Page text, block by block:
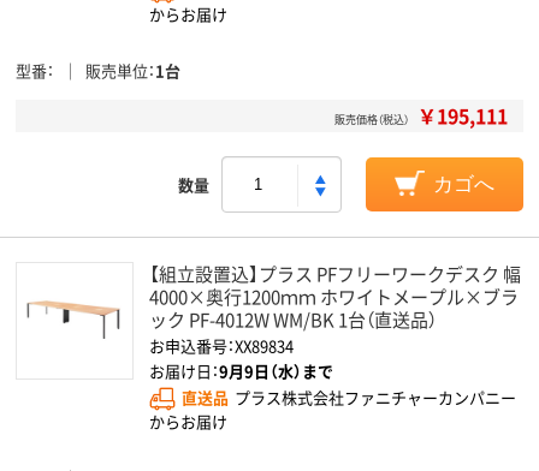
からお届け
型番 販売単位 1台
販売価格（税込） ￥195,111
数量 カゴへ
【組立設置込】プラス PFフリーワークデスク 幅
4000×奥行1200ｍｍ ホワイトメープル×ブラ
ック PF-4012W WM/BK 1台（直送品）
お申込番号：XX89834
お届け日：9月9日（水）まで
直送品 プラス株式会社ファニチャーカンパニー
からお届け